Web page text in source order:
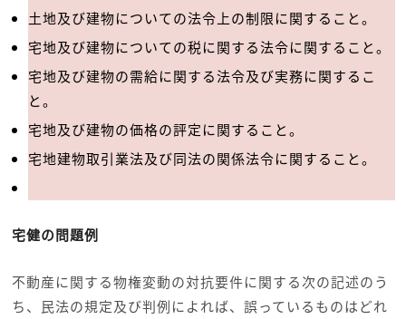
土地及び建物についての法令上の制限に関すること。
宅地及び建物についての税に関する法令に関すること。
宅地及び建物の需給に関する法令及び実務に関するこ
と。
宅地及び建物の価格の評定に関すること。
宅地建物取引業法及び同法の関係法令に関すること。
宅健の問題例
不動産に関する物権変動の対抗要件に関する次の記述のう
ち、民法の規定及び判例によれば、誤っているものはどれ